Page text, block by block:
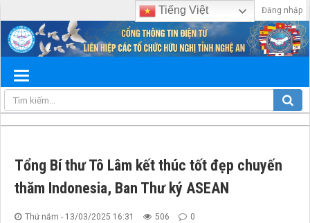
Đăng nhập
Tiếng Việt
Tổng Bí thư Tô Lâm kết thúc tốt đẹp chuyến
thăm Indonesia, Ban Thư ký ASEAN
Thứ năm - 13/03/2025 16:31 506 0